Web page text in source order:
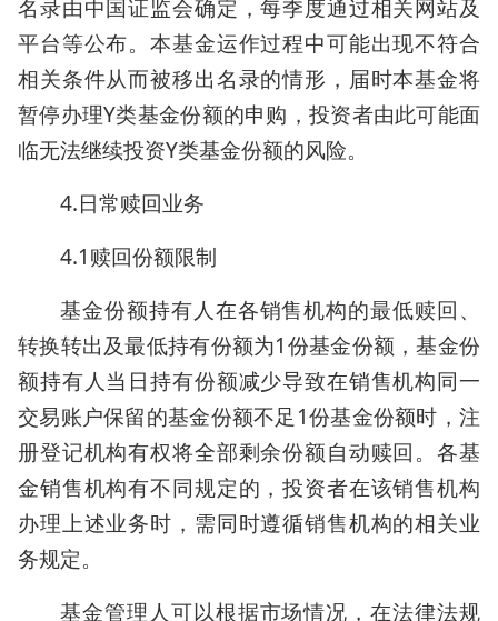
名录由中国证监会确定，每季度通过相关网站及
平台等公布。本基金运作过程中可能出现不符合
相关条件从而被移出名录的情形，届时本基金将
暂停办理Y类基金份额的申购，投资者由此可能面
临无法继续投资Y类基金份额的风险。
4.日常赎回业务
4.1赎回份额限制
基金份额持有人在各销售机构的最低赎回、
转换转出及最低持有份额为1份基金份额，基金份
额持有人当日持有份额减少导致在销售机构同一
交易账户保留的基金份额不足1份基金份额时，注
册登记机构有权将全部剩余份额自动赎回。各基
金销售机构有不同规定的，投资者在该销售机构
办理上述业务时，需同时遵循销售机构的相关业
务规定。
基金管理人可以根据市场情况，在法律法规